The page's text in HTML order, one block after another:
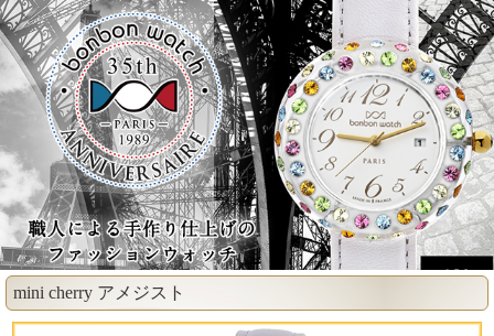
mini cherry アメジスト